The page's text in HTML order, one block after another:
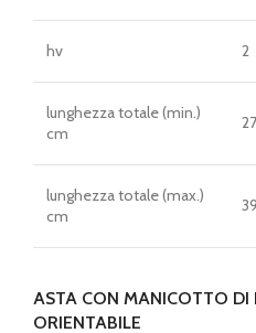
hv 2
lunghezza totale (min.)
cm
lunghezza totale (max.)
cm
ASTA CON MANICOTTO DI
ORIENTABILE